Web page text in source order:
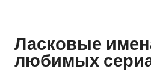
Ласковые
любимых